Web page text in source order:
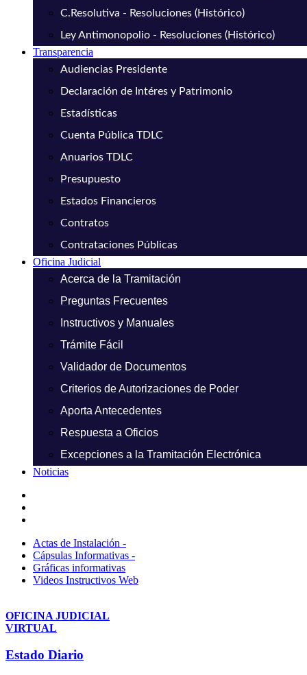
C.Resolutiva - Resoluciones (Histórico)
Ley Antimonopolio - Resoluciones (Histórico)
Transparencia
Audiencias Presidente
Declaración de Intéres y Patrimonio
Estadísticas
Cuenta Pública TDLC
Anuarios TDLC
Presupuesto
Estados Financieros
Contratos
Contrataciones Públicas
Oficina Judicial
Acerca de la Tramitación
Preguntas Frecuentes
Instructivos y Manuales
Trámite Fácil
Validador de Documentos
Criterios de Autorizaciones de Poder
Aporta Antecedentes
Respuesta a Oficios
Excepciones a la Tramitación Electrónica
Noticias
Actas de Instalación -
Cápsulas Informativas -
Gráficas informativas
Videos Instructivos Web
OFICINA JUDICIAL
VIRTUAL
Estado Diario